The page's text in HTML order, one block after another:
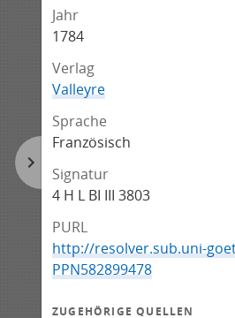
Jahr
1784
Verlag
Valleyre
Sprache
Französisch
Signatur
4 H L BI III 3803
PURL
http://resolver.sub.uni-
PPN582899478
ZUGEHÖRIGE QUELLEN